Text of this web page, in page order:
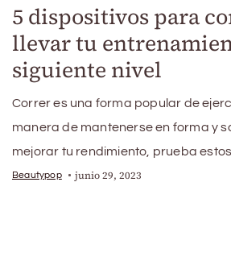
5 dispositivos para
llevar tu
siguiente nivel
Correr es una forma popular de
manera de mantenerse en forma y
mejorar tu rendimiento, prueba
Beautypop junio 29, 2023